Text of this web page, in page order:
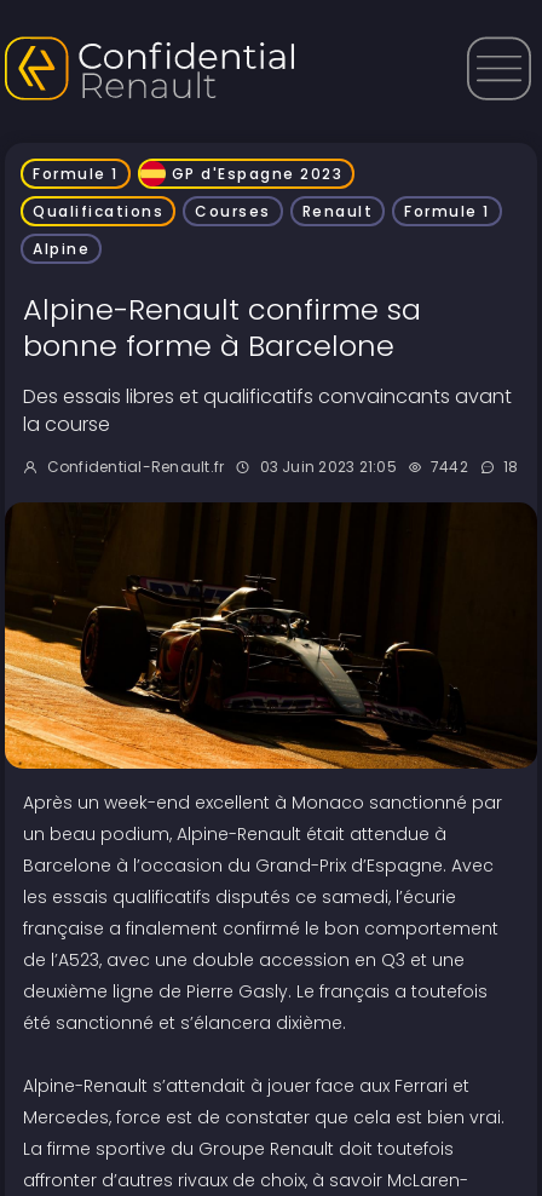
Formule 1
GP d'Espagne 2023
Qualifications
Courses Renault
Formule 1
Alpine
Alpine-Renault confirme sa
bonne forme à Barcelone
Des essais libres et qualificatifs convaincants avant
la course
Confidential-Renault.fr 03 Juin 2023 21:05 7442 18
Après un week-end excellent à Monaco sanctionné par
un beau podium, Alpine-Renault était attendue à
Barcelone à l’occasion du Grand-Prix d’Espagne. Avec
les essais qualificatifs disputés ce samedi, l’écurie
française a finalement confirmé le bon comportement
de l’A523, avec une double accession en Q3 et une
deuxième ligne de Pierre Gasly. Le français a toutefois
été sanctionné et s’élancera dixième.
Alpine-Renault s’attendait à jouer face aux Ferrari et
Mercedes, force est de constater que cela est bien vrai.
La firme sportive du Groupe Renault doit toutefois
affronter d’autres rivaux de choix, à savoir McLaren-